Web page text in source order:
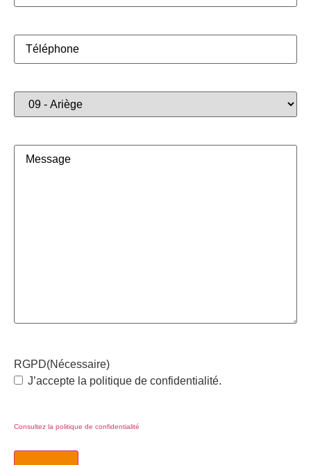
Téléphone(Nécessaire)
Région
Concernée(Nécessaire)
Message(Nécessaire)
RGPD(Nécessaire)
J’accepte la politique de confidentialité.
Consultez la politique de confidentialité